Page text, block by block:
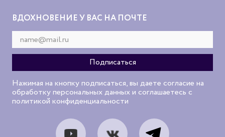
ВДОХНОВЕНИЕ У ВАС НА ПОЧТЕ
Нажимая на кнопку подписаться, вы даете согласие на
обработку персональных данных и соглашаетесь с
политикой конфиденциальности